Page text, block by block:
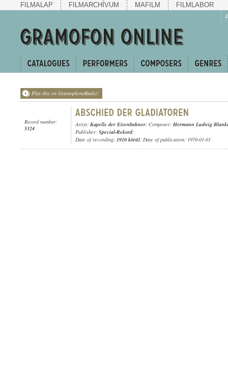
FILMALAP FILMARCHÍVUM MAFILM FILMLABOR
Play this on GramophoneRadio!
Record number:
5324
Artist: Kapelle der Eisenbahner; Composer: Hermann Ludwig
Publisher: Special-Rekord;
Date of recording: 1910 körül; Date of publication: 1970-01-01